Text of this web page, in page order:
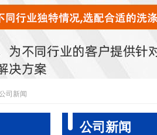
司新闻
公司新闻